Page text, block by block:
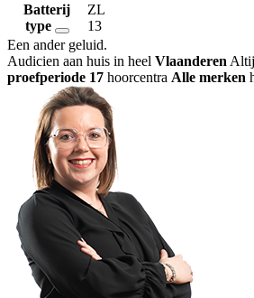
Batterij
type
ZL
13
Een ander geluid.
Audicien aan huis in heel Vlaanderen
proefperiode 17 hoorcentra Alle merken